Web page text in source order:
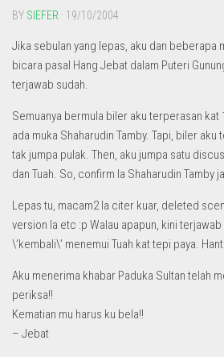
BY SIEFER · 19/10/2004
Jika sebulan yang lepas, aku dan beberapa
bicara pasal Hang Jebat dalam Puteri
terjawab sudah.
Semuanya bermula biler aku terperasan kat
ada muka Shaharudin Tamby. Tapi, biler aku
tak jumpa pulak. Then, aku jumpa satu
dan Tuah. So, confirm la Shaharudin Tamby
Lepas tu, macam2 la citer kuar, deleted
version la etc :p Walau apapun, kini
\’kembali\’ menemui Tuah kat tepi paya.
Aku menerima khabar Paduka Sultan telah
periksa!!
Kematian mu harus ku bela!!
– Jebat